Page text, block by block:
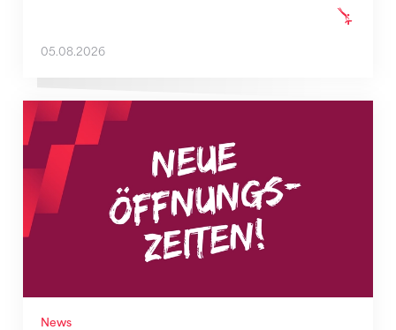
05.08.2026
News
Neue Empfangszeiten ab 1. August 2026